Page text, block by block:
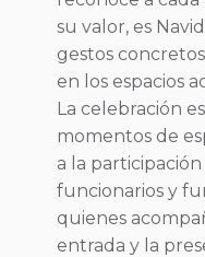
su valor, es
gestos
en los espacios
La celebración
momentos de
a la
funcionarios y
quienes
entrada y la